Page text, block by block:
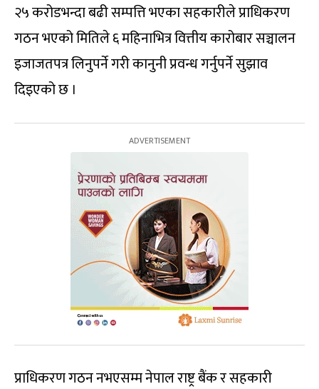
२५ करोडभन्दा बढी सम्पत्ति भएका सहकारीले प्राधिकरण
गठन भएको मितिले ६ महिनाभित्र वित्तीय कारोबार सञ्चालन
इजाजतपत्र लिनुपर्ने गरी कानुनी प्रवन्ध गर्नुपर्ने सुझाव
दिइएको छ ।
प्राधिकरण गठन नभएसम्म नेपाल राष्ट्र बैंक र सहकारी